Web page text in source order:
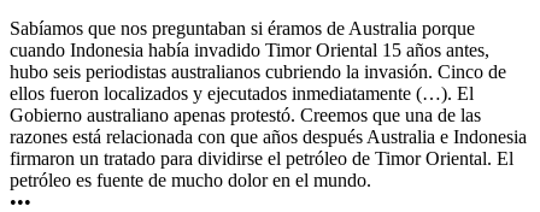
Sabíamos que nos preguntaban si éramos de Australia porque
cuando Indonesia había invadido Timor Oriental 15 años antes,
hubo seis periodistas australianos cubriendo la invasión. Cinco de
ellos fueron localizados y ejecutados inmediatamente (…). El
Gobierno australiano apenas protestó. Creemos que una de las
razones está relacionada con que años después Australia e Indonesia
firmaron un tratado para dividirse el petróleo de Timor Oriental. El
petróleo es fuente de mucho dolor en el mundo.
•••